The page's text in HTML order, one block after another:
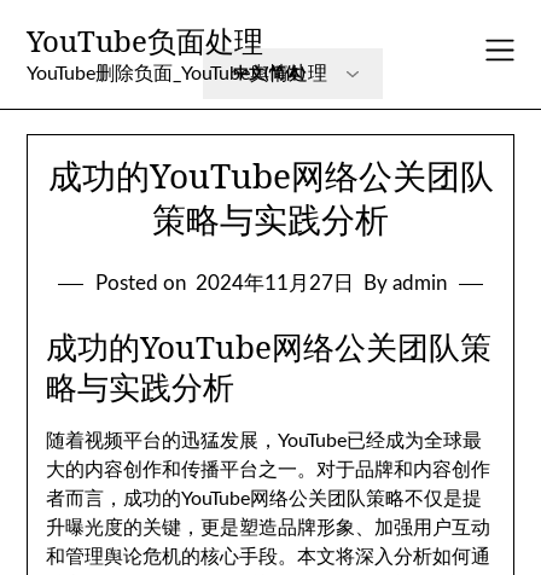
content
YouTube负面处理
YouTube删除负面_YouTube舆情处理
成功的YouTube网络公关团队
策略与实践分析
Posted on 2024年11月27日 By admin
成功的YouTube网络公关团队策
略与实践分析
随着视频平台的迅猛发展，YouTube已经成为全球最
大的内容创作和传播平台之一。对于品牌和内容创作
者而言，成功的YouTube网络公关团队策略不仅是提
升曝光度的关键，更是塑造品牌形象、加强用户互动
和管理舆论危机的核心手段。本文将深入分析如何通